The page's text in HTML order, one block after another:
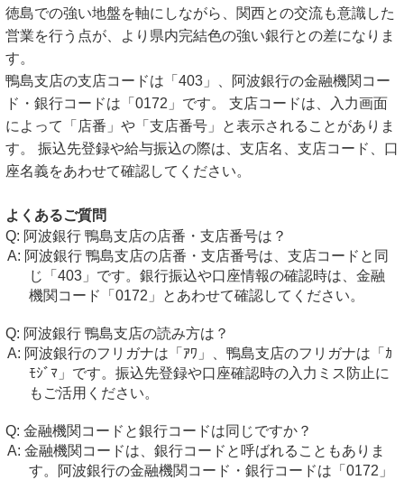
徳島での強い地盤を軸にしながら、関西との交流も意識した
営業を行う点が、より県内完結色の強い銀行との差になりま
す。
鴨島支店の支店コードは「403」、阿波銀行の金融機関コー
ド・銀行コードは「0172」です。 支店コードは、入力画面
によって「店番」や「支店番号」と表示されることがありま
す。 振込先登録や給与振込の際は、支店名、支店コード、口
座名義をあわせて確認してください。
よくあるご質問
阿波銀行 鴨島支店の店番・支店番号は？
阿波銀行 鴨島支店の店番・支店番号は、支店コードと同
じ「403」です。銀行振込や口座情報の確認時は、金融
機関コード「0172」とあわせて確認してください。
阿波銀行 鴨島支店の読み方は？
阿波銀行のフリガナは「ｱﾜ」、鴨島支店のフリガナは「ｶ
ﾓｼﾞﾏ」です。振込先登録や口座確認時の入力ミス防止に
もご活用ください。
金融機関コードと銀行コードは同じですか？
金融機関コードは、銀行コードと呼ばれることもありま
す。阿波銀行の金融機関コード・銀行コードは「0172」